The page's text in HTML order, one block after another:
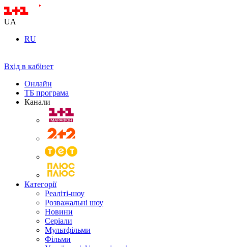
UA
RU
Вхід в кабінет
Онлайн
ТБ програма
Канали
Категорії
Реаліті-шоу
Розважальні шоу
Новини
Серіали
Мультфільми
Фільми